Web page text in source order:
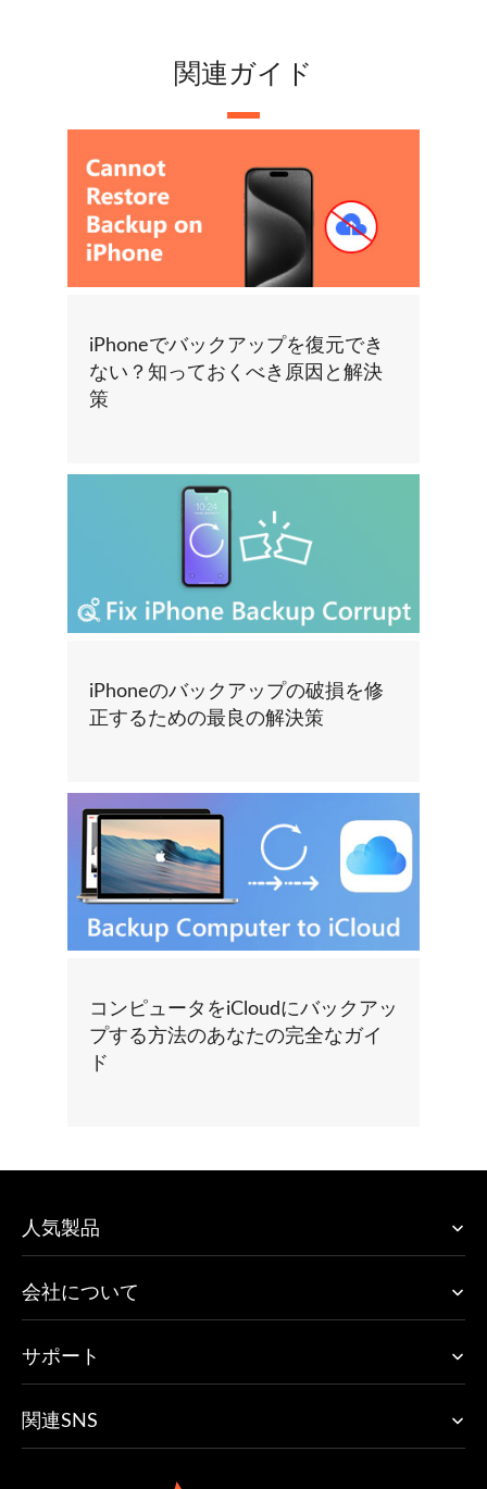
関連ガイド
iPhoneでバックアップを復元でき
ない？知っておくべき原因と解決
策
iPhoneのバックアップの破損を修
正するための最良の解決策
コンピュータをiCloudにバックアッ
プする方法のあなたの完全なガイ
ド
人気製品
会社について
サポート
関連SNS